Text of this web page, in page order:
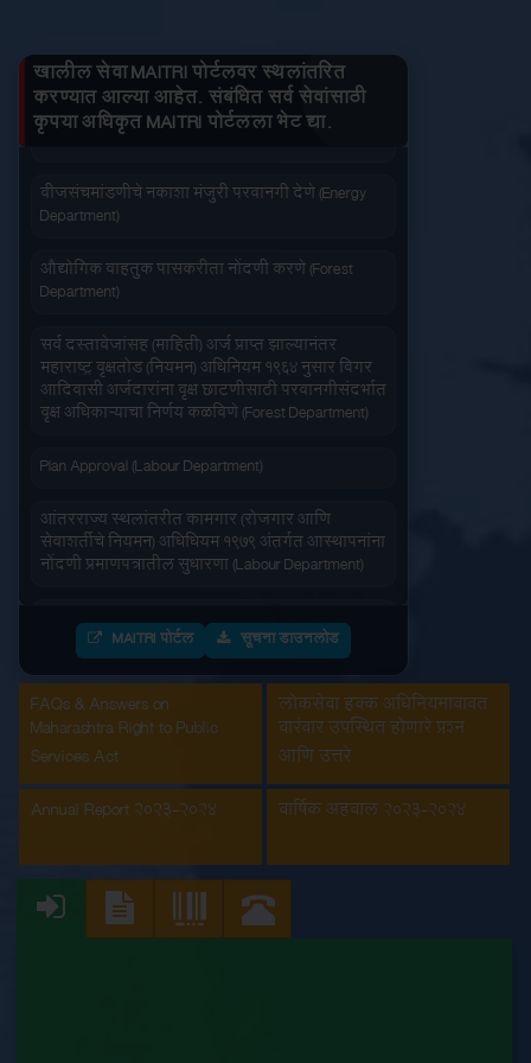
जलद सेवा सेवा आपल्या दारात
सहज पोहोच सोपी शुल्कभरणा
वापरण्यास सोपे वेळेची बचत
खालील सेवा MAITRI पोर्टलवर स्थलांतरित
करण्यात आल्या आहेत. संबंधित सर्व सेवांसाठी
कृपया अधिकृत MAITRI पोर्टलला भेट द्या.
जनित्र संचमांडणीची नोंदणी. (Energy Department)
वीज संचमांडणीचे निरीक्षण करणे. (Energy Department)
वीजसंचमांडणीचे नकाशा मंजुरी परवानगी देणे (Energy
Department)
औद्योगिक वाहतुक पासकरीता नोंदणी करणे (Forest
Department)
सर्व दस्तावेजांसह (माहिती) अर्ज प्राप्त झाल्यानंतर
महाराष्ट्र वृक्षतोड (नियमन) अधिनियम १९६४ नुसार बिगर
आदिवासी अर्जदारांना वृक्ष छाटणीसाठी परवानगीसंदर्भात
वृक्ष अधिकाऱ्याचा निर्णय कळविणे (Forest Department)
Plan Approval (Labour Department)
आंतरराज्य स्थलांतरीत कामगार (रोजगार आणि
सेवाशर्तीचे नियमन) अधिधियम १९७९ अंतर्गत आस्थापनांना
नोंदणी प्रमाणपत्रातील सुधारणा (Labour Department)
सेवाशर्तीचे नियमन) अधिधियम १९७९ अंतर्गतआस्थापनांना
नोंदणी प्रमाणपत्र (Labour Department)
इमारत आणि इतर बांधकाम मजूर आस्थापनांची नोंदणी
(Labour Department)
कंत्राटी कामगार (नियमन व निर्मुलन) अधिनियम, 1970
अंतर्गत मुख्य मालक नोंदणी प्रमाणपत्रातील सुधारणा
(Labour Department)
कंत्राटी कामगार अनुज्ञप्ती (Labour Department)
कंत्राटी कामगार नूतनीकरण (Labour Department)
MAITRI पोर्टल सूचना डाउनलोड
FAQs & Answers on
Maharashtra Right to Public
Services Act
लोकसेवा हक्क अधिनियमाबाबत
वारंवार उपस्थित होणारे प्रश्न
आणि उत्तरे
Annual Report 2023-2024
वार्षिक अहवाल 2023-2024